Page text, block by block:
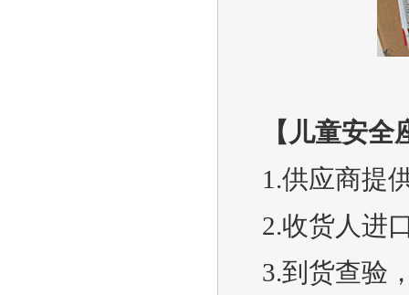
【儿童安
1.供应商提
2.收货人进
3.到货查验